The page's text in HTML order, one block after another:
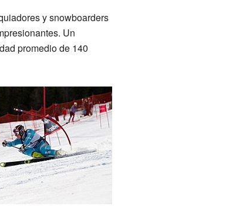
y snowboarders
Un
promedio de 140